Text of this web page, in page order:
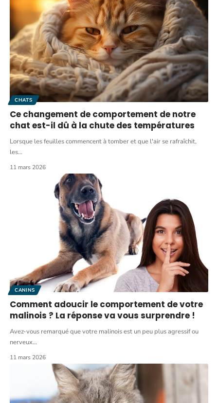
CHATS
Ce changement de comportement de notre
chat est-il dû à la chute des températures
Lorsque les feuilles commencent à tomber et que l'air se rafraîchit,
les…
11 mars 2026
CANINS
Comment adoucir le comportement de votre
malinois ? La réponse va vous surprendre !
Avez-vous remarqué que votre malinois est un peu plus agressif ou
nerveux…
11 mars 2026